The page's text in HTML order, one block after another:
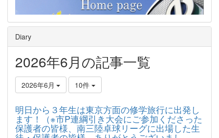
Diary
2026年6月の記事一覧
2026年6月 10件
明日から３年生は東京方面の修学旅行に出発し
ます！（※市P連綱引き大会にご参加くださった
保護者の皆様、南三陸卓球リーグに出場した生